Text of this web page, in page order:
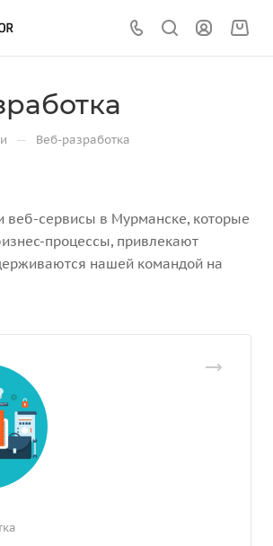
— Веб-разработка
веб-сервисы в Мурманске, которые
процессы, привлекают
нашей командой на